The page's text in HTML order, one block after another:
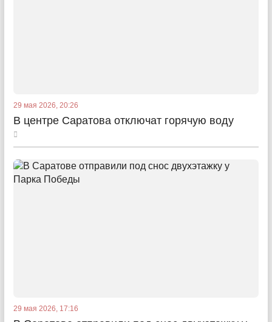
29 мая 2026, 20:26
В центре Саратова отключат горячую воду
29 мая 2026, 17:16